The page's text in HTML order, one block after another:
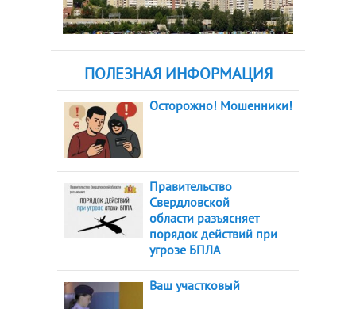
ПОЛЕЗНАЯ ИНФОРМАЦИЯ
Осторожно! Мошенники!
Правительство
Свердловской
области разъясняет
порядок действий при
угрозе БПЛА
Ваш участковый